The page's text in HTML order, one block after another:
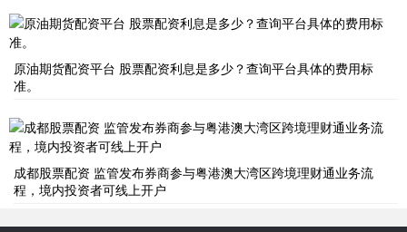
原油期货配资平台 股票配资利息是多少？查询平台具体的费用标
准。
成都股票配资 监管发布券商参与粤港澳大湾区跨境理财通业务流
程，境内投资者可线上开户